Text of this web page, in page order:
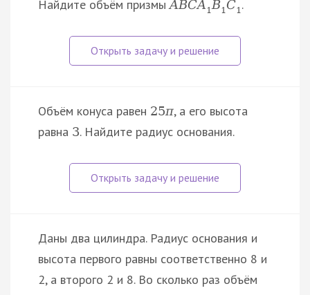
Найдите объём призмыABCA 1B1C1.
Объём конуса равен 25π, а его высота
равна 3. Найдите радиус основания.
Даны два цилиндра. Радиус основания и
высота первого равны соответственно 8 и
2, а второго 2 и 8. Во сколько раз объём